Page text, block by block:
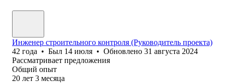
Инженер строительного контроля (Руководитель проекта)
42 года • Был 14 июля • Обновлено 31 августа 2024
Рассматривает предложения
Общий опыт
20 лет 3 месяца